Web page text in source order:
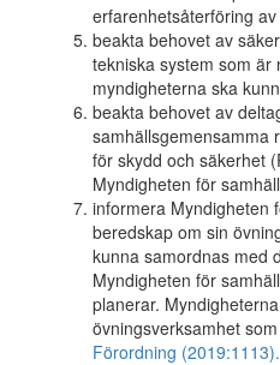
erfarenhetsåterföring
beakta behovet av
tekniska system som är
myndigheterna ska
beakta behovet av
samhällsgemensamma
för skydd och säkerhet
Myndigheten för
informera Myndigheten
beredskap om sin
kunna samordnas med
Myndigheten för
planerar.
övningsverksamhet
Förordning (2019:1113).